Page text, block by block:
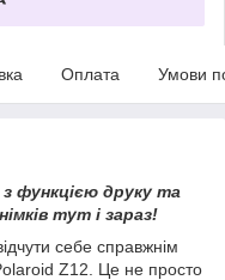
Оплата Умови
функцією друку та
тут і зараз!
себе справжнім
Z12. Це не просто